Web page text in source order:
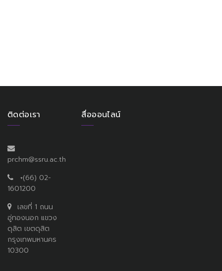
ติดต่อเรา
prchm@ssru.ac.th
+(66) 02-
1601200
เลขที่ 1 ถนน
อู่ทองนอก แขวง
ดุสิต เขตดุสิต
กรุงเทพมหานคร
10300
สื่อออนไลน์